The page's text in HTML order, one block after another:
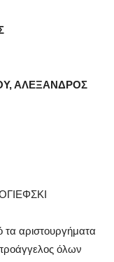
ΑΛΕΞΑΝΔΡΟΣ
αριστουργήματα
όλων